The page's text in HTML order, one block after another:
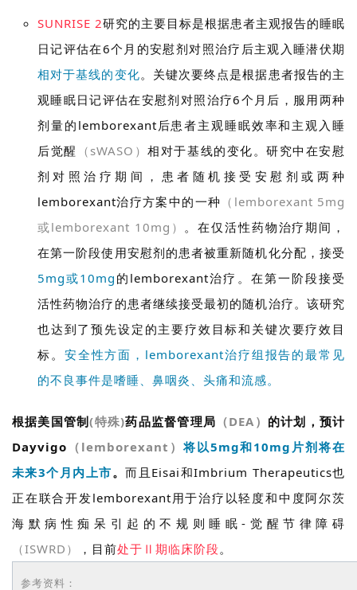
融
台
药
代
学
登录 注册
SUNRISE 2研究的主要目标是根据患者主观报告的睡眠
日记评估在6个月的安慰剂对照治疗后主观入睡潜伏期
相对于基线的变化。关键次要终点是根据患者报告的主
观睡眠日记评估在安慰剂对照治疗6个月后，服用两种
剂量的lemborexant后患者主观睡眠效率和主观入睡
后觉醒 （sWASO）相对于基线的变化。研究中在安慰
剂对照治疗期间，患者随机接受安慰剂或两种
lemborexant治疗方案中的一种 （lemborexant 5mg
或lemborexant 10mg） 。在仅活性药物治疗期间，
在第一阶段使用安慰剂的患者被重新随机化分配，接受
5mg或10mg 的lemborexant治疗。在第一阶段接受
活性药物治疗的患者继续接受最初的随机治疗。该研究
也达到了预先设定的主要疗效目标和关键次要疗效目
标。 安全性方面，lemborexant治疗组报告的最常见
的不良事件是嗜睡、鼻咽炎、头痛和流感。
根据美国管制(特殊)药品监督管理局 （DEA） 的计划，预计
Dayvigo （lemborexant）将以5mg和10mg片剂将在
未来3个月内上市。而且Eisai和Imbrium Therapeutics也
正在联合开发lemborexant用于治疗以轻度和中度阿尔茨
海默病性痴呆引起的不规则睡眠-觉醒节律障碍
（ISWRD）
，目前处于Ⅱ期临床阶段。
参考资料：